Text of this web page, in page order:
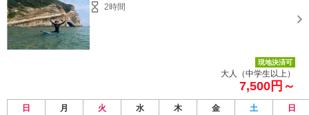
2時間
現地決済可
大人（中学生以上）
7,500円～
日 月 火 水 木 金 土
日